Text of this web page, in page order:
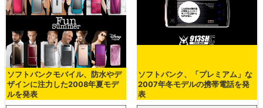
ソフトバンクモバイル、防水やデ
ザインに注力した2008年夏モデ
ルを発表
ソフトバンク、「プレミアム」な
2007年冬モデルの携帯電話を発
表